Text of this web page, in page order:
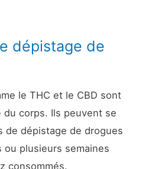
dépistage de
le THC et le CBD sont
du corps. Ils peuvent se
de dépistage de drogues
plusieurs semaines
consommés.